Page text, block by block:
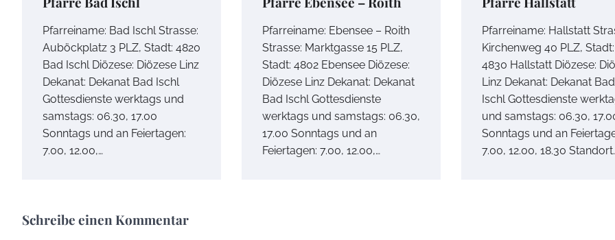
Pfarreiname: Bad Ischl Strasse:
Auböckplatz 3 PLZ, Stadt: 4820
Bad Ischl Diözese: Diözese Linz
Dekanat: Dekanat Bad Ischl
Gottesdienste werktags und
samstags: 06.30, 17.00
Sonntags und an Feiertagen:
7.00, 12.00,…
Pfarreiname: Ebensee – Roith
Strasse: Marktgasse 15 PLZ,
Stadt: 4802 Ebensee Diözese:
Diözese Linz Dekanat: Dekanat
Bad Ischl Gottesdienste
werktags und samstags: 06.30,
17.00 Sonntags und an
Feiertagen: 7.00, 12.00,…
Pfarreiname: Hallstatt
Kirchenweg 40 PLZ, Stadt:
4830 Hallstatt Diözese:
Linz Dekanat: Dekanat Bad
Ischl Gottesdienste
und samstags: 06.30,
Sonntags und an
7.00, 12.00, 18.30
Schreibe einen Kommentar